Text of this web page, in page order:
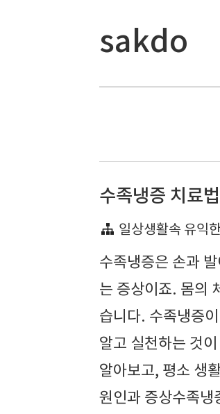
sakdo
수족냉증 치료
일상생활속 유익
수족냉증은 손과
는 증상이죠. 몸의
습니다. 수족냉증
알고 실천하는 것
알아보고, 평소 생
원인과 증상수족냉